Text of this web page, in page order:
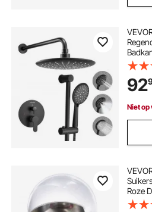
mm
&
92
Niet
Roze